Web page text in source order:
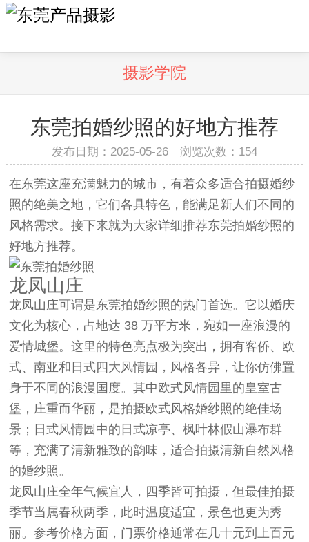
摄影学院
东莞拍婚纱照的好地方推荐
发布日期：2025-05-26 浏览次数： 154
在东莞这座充满魅力的城市，有着众多适合拍摄婚纱
照的绝美之地，它们各具特色，能满足新人们不同的
风格需求。接下来就为大家详细推荐东莞拍婚纱照的
好地方推荐。
龙凤山庄
龙凤山庄可谓是东莞拍婚纱照的热门首选。它以婚庆
文化为核心，占地达 38 万平方米，宛如一座浪漫的
爱情城堡。这里的特色亮点极为突出，拥有客侨、欧
式、南亚和日式四大风情园，风格各异，让你仿佛置
身于不同的浪漫国度。其中欧式风情园里的皇室古
堡，庄重而华丽，是拍摄欧式风格婚纱照的绝佳场
景；日式风情园中的日式凉亭、枫叶林假山瀑布群
等，充满了清新雅致的韵味，适合拍摄清新自然风格
的婚纱照。
龙凤山庄全年气候宜人，四季皆可拍摄，但最佳拍摄
季节当属春秋两季，此时温度适宜，景色也更为秀
丽。参考价格方面，门票价格通常在几十元到上百元